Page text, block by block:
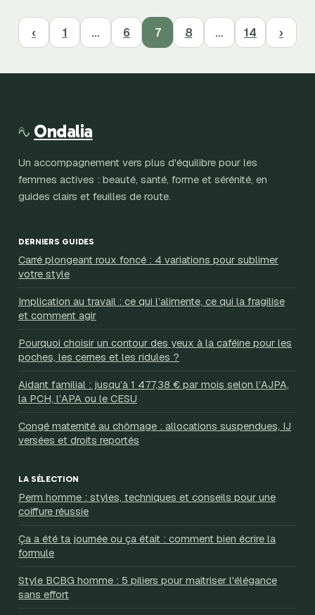
‹ 1 … 6 7 8 … 14 ›
Ondalia
Un accompagnement vers plus d'équilibre pour les
femmes actives : beauté, santé, forme et sérénité, en
guides clairs et feuilles de route.
DERNIERS GUIDES
Carré plongeant roux foncé : 4 variations pour sublimer
votre style
Implication au travail : ce qui l’alimente, ce qui la fragilise
et comment agir
Pourquoi choisir un contour des yeux à la caféine pour les
poches, les cernes et les ridules ?
Aidant familial : jusqu’à 1 477,38 € par mois selon l’AJPA,
la PCH, l’APA ou le CESU
Congé maternité au chômage : allocations suspendues, IJ
versées et droits reportés
LA SÉLECTION
Perm homme : styles, techniques et conseils pour une
coiffure réussie
Ça a été ta journée ou ça était : comment bien écrire la
formule
Style BCBG homme : 5 piliers pour maîtriser l'élégance
sans effort